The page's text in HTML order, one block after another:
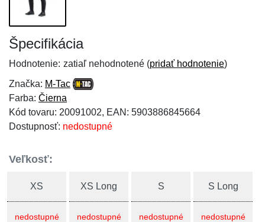
Špecifikácia
Hodnotenie: zatiaľ nehodnotené (pridať hodnotenie)
Značka: M-Tac
Farba: Čierna
Kód tovaru: 20091002, EAN: 5903886845664
Dostupnosť: nedostupné
Veľkosť:
XS
nedostupné
XS Long
nedostupné
S
nedostupné
S Long
nedostupné